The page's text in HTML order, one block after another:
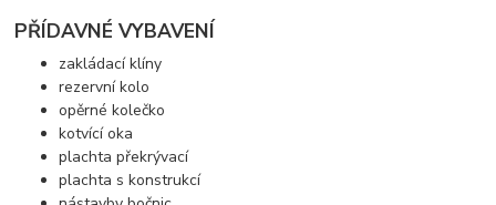
PŘÍDAVNÉ VYBAVENÍ
zakládací klíny
rezervní kolo
opěrné kolečko
kotvící oka
plachta překrývací
plachta s konstrukcí